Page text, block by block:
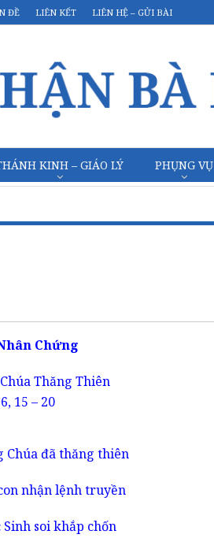
ĐỀ LIÊN KẾT LIÊN HỆ – GỬI BÀI
KINH – GIÁO LÝ PHỤNG VỤ
Chứng
Thăng Thiên
15 – 20
Chúa đã thăng thiên
nhận lệnh truyền
Sinh soi khắp chốn